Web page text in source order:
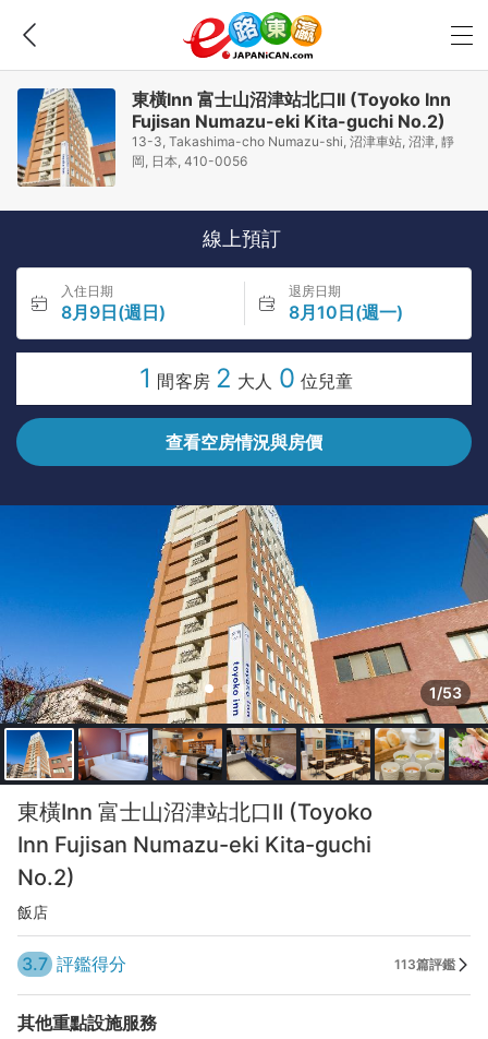
東橫Inn 富士山沼津站北口II (Toyoko Inn
Fujisan Numazu-eki Kita-guchi No.2)
13-3, Takashima-cho Numazu-shi, 沼津車站, 沼津, 靜
岡, 日本, 410-0056
線上預訂
入住日期
8月9日(週日)
退房日期
8月10日(週一)
1 間客房 2 大人 0 位兒童
查看空房情況與房價
1/53
東橫Inn 富士山沼津站北口II (Toyoko
Inn Fujisan Numazu-eki Kita-guchi
No.2)
飯店
3.7 評鑑得分 113篇評鑑
其他重點設施服務